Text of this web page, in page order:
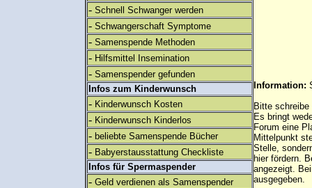
- Schnell Schwanger werden
- Schwangerschaft Symptome
- Samenspende Methoden
- Hilfsmittel Insemination
- Samenspender gefunden
Infos zum Kinderwunsch
- Kinderwunsch Kosten
- Kinderwunsch Kinderlos
- beliebte Samenspende Bücher
- Babyerstausstattung Checkliste
Infos für Spermaspender
- Geld verdienen als Samenspender
Information:
Bitte
Es bringt
Forum eine
Mittelpunkt
Stelle,
hier fördern.
angezeigt.
ausgegeben.